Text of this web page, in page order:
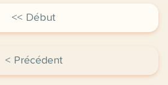
<< Début
< Précédent